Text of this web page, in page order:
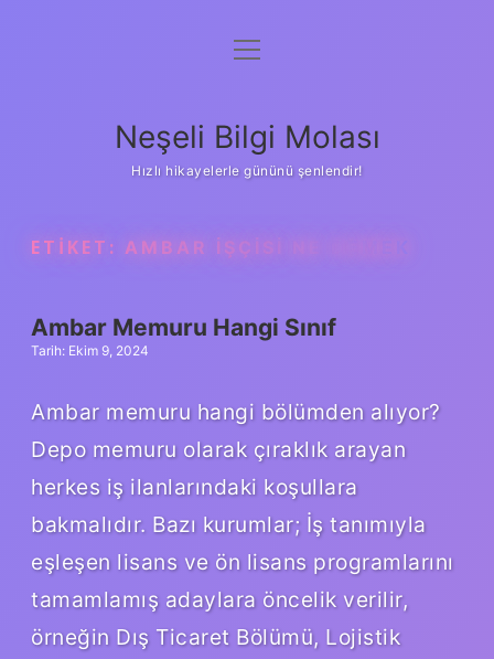
Anasayfa
Yasal Uyarı
menüyü
Neşeli Bilgi Molası
Hızlı hikayelerle gününü şenlendir!
ETIKET: AMBAR IŞÇISI NE DEMEK
Ambar Memuru Hangi Sınıf
Tarih: Ekim 9, 2024
Ambar memuru hangi bölümden alıyor?
Depo memuru olarak çıraklık arayan
herkes iş ilanlarındaki koşullara
bakmalıdır. Bazı kurumlar; İş tanımıyla
eşleşen lisans ve ön lisans programlarını
tamamlamış adaylara öncelik verilir,
örneğin Dış Ticaret Bölümü, Lojistik